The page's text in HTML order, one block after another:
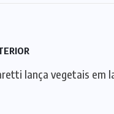
lança vegetais em